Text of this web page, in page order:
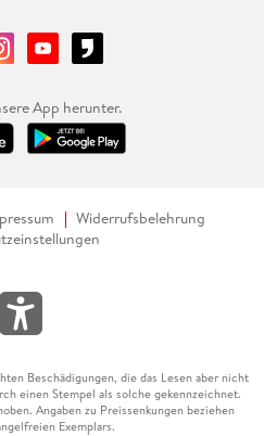
App herunter.
Widerrufsbelehrung
Beschädigungen, die das Lesen aber nicht
einen Stempel als solche gekennzeichnet.
Angaben zu Preissenkungen beziehen
Exemplars.